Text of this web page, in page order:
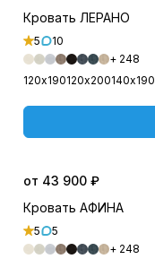
Кровать ЛЕРАНО
5
10
+ 248
120х190120х200140х190
от 43 900 ₽
Кровать АФИНА
5
5
+ 248